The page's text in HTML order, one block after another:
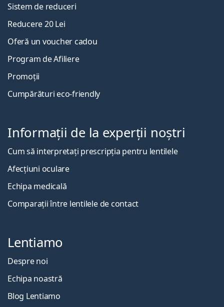
Sistem de reduceri
Reducere 20 Lei
Oferă un voucher cadou
Program de Afiliere
Promoții
Cumpărături eco-friendly
Informații de la experții noștri
Cum să interpretați prescripția pentru lentilele
Afecțiuni oculare
Echipa medicală
Comparații între lentilele de contact
Lentiamo
Despre noi
Echipa noastră
Blog Lentiamo